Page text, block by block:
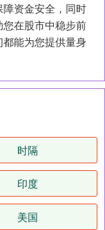
资金安全，同时
在股市中稳步前
能为您提供量身
时隔
印度
美国